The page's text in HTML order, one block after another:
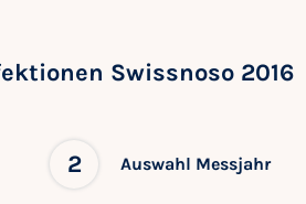
Swissnoso 2016
2 Auswahl Messjahr